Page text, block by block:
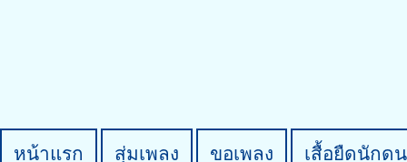
หน้าแรก สุ่มเพลง ขอเพลง เสื้อยืดนักด